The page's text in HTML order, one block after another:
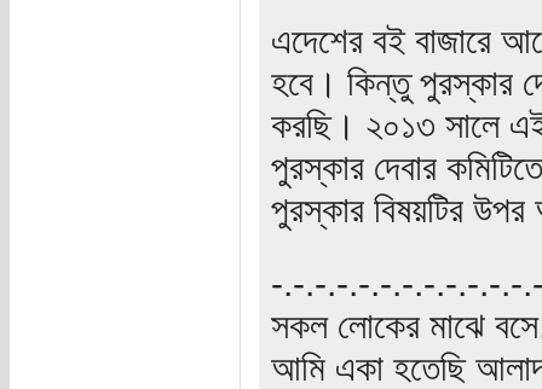
এদেশের বই বাজারে
হবে। কিন্তু পুরস্কার
করছি। ২০১৩ সালে এই
পুরস্কার দেবার
পুরস্কার বিষয়টির
‍‌-.-.-.-.-.-.-.-.-.-.-.-
সকল লোকের মাঝে
আমি একা হতেছি